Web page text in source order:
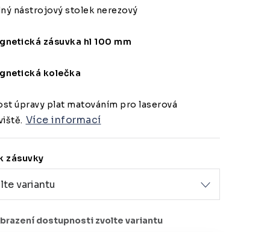
nástrojový stolek nerezový
zásuvka hl 100 mm
kolečka
úpravy plat matováním pro laserová
Více informací
zásuvky